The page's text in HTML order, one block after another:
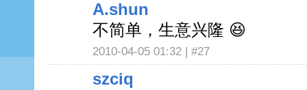
A.shun
不简单，生意兴隆 😆
2010-04-05 01:32 | #27
szciq